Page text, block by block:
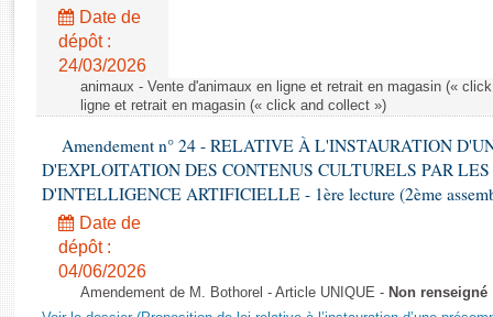
Rapports législatifs
Rapports sur l'application des lois
Baromètre de l’application des lois
Dossiers législatifs
Budget et sécurité sociale
Questions écrites et orales
Comptes rendus des débats
Date de
dépôt :
24/03/2026
animaux - Vente d'animaux en ligne et retrait en magasin («
ligne et retrait en magasin (« click and collect »)
Amendement n° 24 - RELATIVE À L'INSTAURATION
D'EXPLOITATION DES CONTENUS CULTURELS PAR LES
D'INTELLIGENCE ARTIFICIELLE - 1ère lecture (2ème
Date de
dépôt :
04/06/2026
Amendement de M. Bothorel - Article UNIQUE - Non renseigné